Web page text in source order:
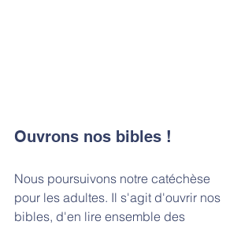
Ouvrons nos bibles !
Nous poursuivons notre catéchèse
pour les adultes. Il s'agit d'ouvrir nos
bibles, d'en lire ensemble des